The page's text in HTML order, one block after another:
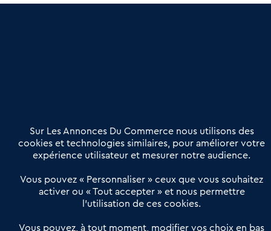
Offres Pro
Actualités
Qui sommes nous ?
Derniers articles
Réseau 3C : un partenaire national dédié aux transactions
Petitscommerces : Un partenariat au service du commerce de
Sur Les Annonces Du Commerce nous utilisons des
cookies et technologies similaires, pour améliorer votre
expérience utilisateur et mesurer notre audience.
Vous pouvez « Personnaliser » ceux que vous souhaitez
activer ou « Tout accepter » et nous permettre
l’utilisation de ces cookies.
Vous pouvez, à tout moment, modifier vos choix en bas